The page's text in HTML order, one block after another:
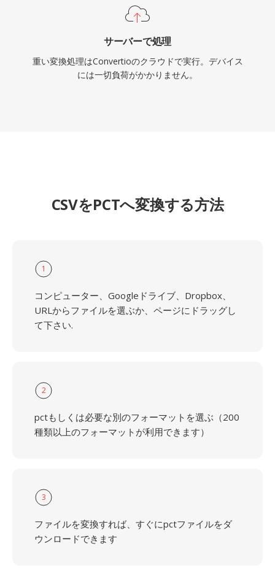
サーバーで処理
重い変換処理はConvertioのクラウドで実行。デバイス
には一切負荷がかかりません。
CSVをPCTへ変換する方法
1
コンピューター、Googleドライブ、Dropbox、
URLからファイルを選ぶか、ページにドラッグし
て下さい.
2
pctもしくは必要な別のフォーマットを選ぶ（200
種類以上のフォーマットが利用できます）
3
ファイルを変換すれば、すぐにpctファイルをダ
ウンロードできます